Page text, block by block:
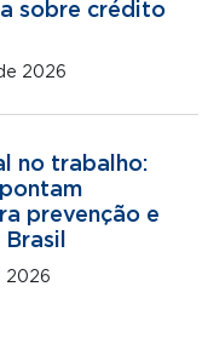
sobre crédito
2026
no trabalho:
prevenção e
2026